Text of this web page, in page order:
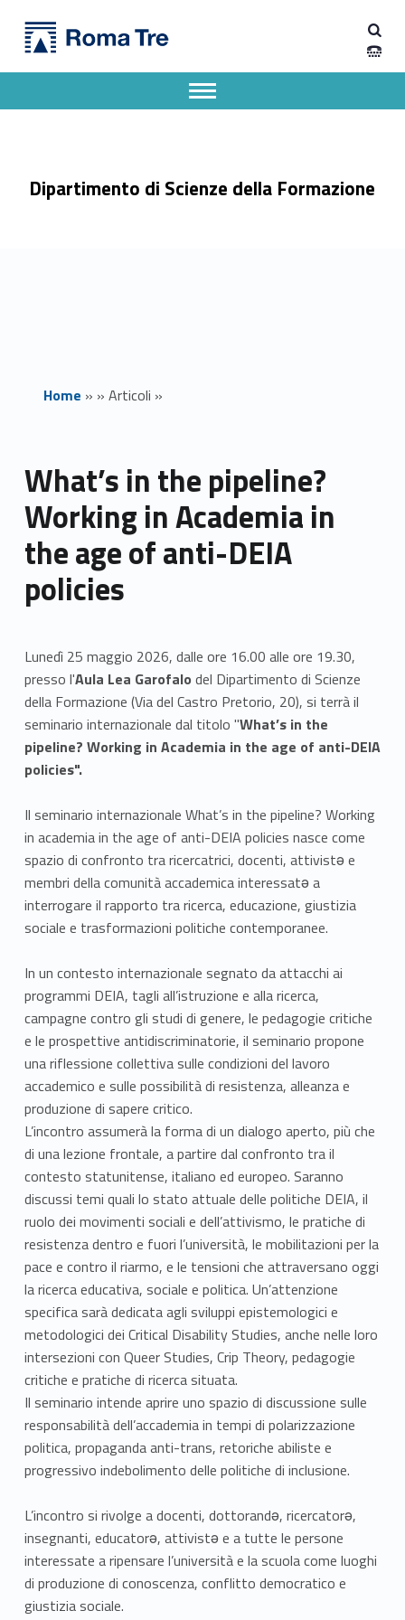
What’s in the pipeline? Working in Academia in the age of anti-DEIA policies - Dipartimento di Scienze della Formazione
Dipartimento di Scienze della Formazione dell'Università degli Studi Roma Tre
Dipartimento di Scienze della Formazione
Apri il menu secondario
Header info sidebar
Home » » Articoli »
What’s in the pipeline?
Working in Academia in
the age of anti-DEIA
policies
Lunedì 25 maggio 2026, dalle ore 16.00 alle ore 19.30,
presso l'Aula Lea Garofalo del Dipartimento di Scienze
della Formazione (Via del Castro Pretorio, 20), si terrà il
seminario internazionale dal titolo "What’s in the
pipeline? Working in Academia in the age of anti-DEIA
policies".
Il seminario internazionale What’s in the pipeline? Working
in academia in the age of anti-DEIA policies nasce come
spazio di confronto tra ricercatrici, docenti, attivistə e
membri della comunità accademica interessatə a
interrogare il rapporto tra ricerca, educazione, giustizia
sociale e trasformazioni politiche contemporanee.
In un contesto internazionale segnato da attacchi ai
programmi DEIA, tagli all’istruzione e alla ricerca,
campagne contro gli studi di genere, le pedagogie critiche
e le prospettive antidiscriminatorie, il seminario propone
una riflessione collettiva sulle condizioni del lavoro
accademico e sulle possibilità di resistenza, alleanza e
produzione di sapere critico.
L’incontro assumerà la forma di un dialogo aperto, più che
di una lezione frontale, a partire dal confronto tra il
contesto statunitense, italiano ed europeo. Saranno
discussi temi quali lo stato attuale delle politiche DEIA, il
ruolo dei movimenti sociali e dell’attivismo, le pratiche di
resistenza dentro e fuori l’università, le mobilitazioni per la
pace e contro il riarmo, e le tensioni che attraversano oggi
la ricerca educativa, sociale e politica. Un’attenzione
specifica sarà dedicata agli sviluppi epistemologici e
metodologici dei Critical Disability Studies, anche nelle loro
intersezioni con Queer Studies, Crip Theory, pedagogie
critiche e pratiche di ricerca situata.
Il seminario intende aprire uno spazio di discussione sulle
responsabilità dell’accademia in tempi di polarizzazione
politica, propaganda anti-trans, retoriche abiliste e
progressivo indebolimento delle politiche di inclusione.
L’incontro si rivolge a docenti, dottorandə, ricercatorə,
insegnanti, educatorə, attivistə e a tutte le persone
interessate a ripensare l’università e la scuola come luoghi
di produzione di conoscenza, conflitto democratico e
giustizia sociale.